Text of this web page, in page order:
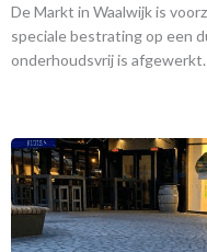
De Markt in Waalwijk is
speciale bestrating op een
onderhoudsvrij is afgewerkt.